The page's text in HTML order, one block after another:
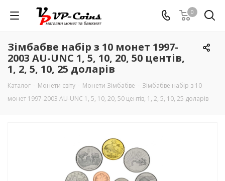
0
Зімбабве набір з 10 монет 1997-
2003 AU-UNC 1, 5, 10, 20, 50 центів,
1, 2, 5, 10, 25 доларів
Каталог - Монети світу - Монети Зімбабве - Зімбабве набір з 10
монет 1997-2003 AU-UNC 1, 5, 10, 20, 50 центів, 1, 2, 5, 10, 25 доларів